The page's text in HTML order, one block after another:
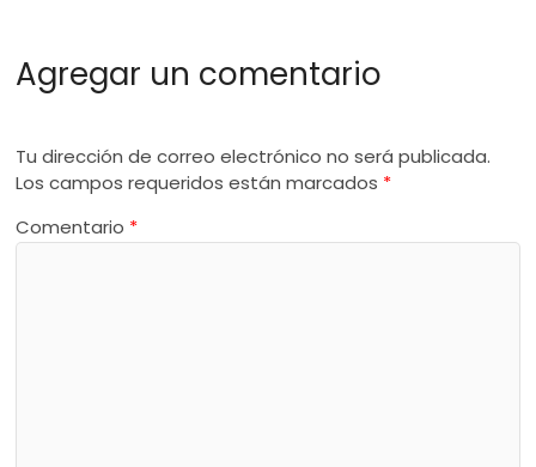
Agregar un comentario
Tu dirección de correo electrónico no será publicada.
Los campos requeridos están marcados *
Comentario *